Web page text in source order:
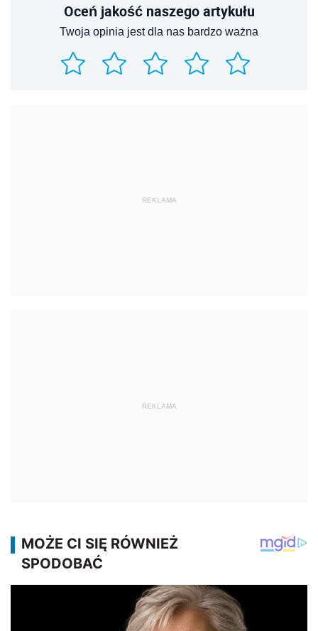
Oceń jakość naszego artykułu
Twoja opinia jest dla nas bardzo ważna
REKLAMA
REKLAMA